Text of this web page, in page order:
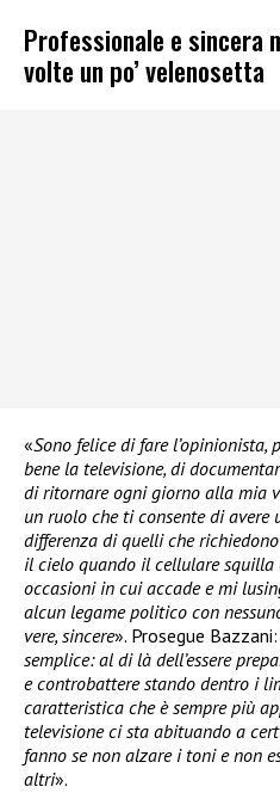
Professionale e sincera
volte un po’ velenosetta
«Sono felice di fare l’opinionista,
bene la televisione, di
di ritornare ogni giorno alla mia
un ruolo che ti consente di avere
differenza di quelli che
il cielo quando il cellulare
occasioni in cui accade e mi
alcun legame politico con
vere, sincere». Prosegue
semplice: al di là dell’essere
e controbattere stando dentro i
caratteristica che è sempre più
televisione ci sta abituando a
fanno se non alzare i toni e non
altri».